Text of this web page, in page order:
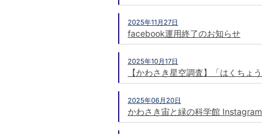
2025年11月27日
facebook運用終了のお知らせ
2025年10月17日
【かわさき星空調査】「はくちょ
2025年06月20日
かわさき宙と緑の科学館